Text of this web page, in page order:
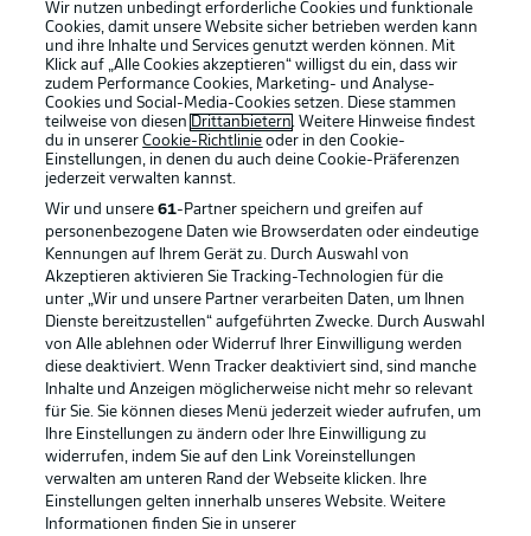
Rechtliche Hinweise Voreinstellungen verwalten
Datenschutz Nutzungsbedingungen
Broadcaster Kontakt
Jobs Impressum
Partner Spieler
Liveticker
Wir nutzen unbedingt erforderliche Cookies und funktionale
Cookies, damit unsere Website sicher betrieben werden kann
und ihre Inhalte und Services genutzt werden können. Mit
Klick auf „Alle Cookies akzeptieren“ willigst du ein, dass wir
zudem Performance Cookies, Marketing- und Analyse-
Cookies und Social-Media-Cookies setzen. Diese stammen
teilweise von diesen Drittanbietern. Weitere Hinweise findest
du in unsererCookie-Richtlinie oder in den Cookie-
Einstellungen, in denen du auch deine Cookie-Präferenzen
jederzeit verwalten kannst.
Wir und unsere61-Partner speichern und greifen auf
personenbezogene Daten wie Browserdaten oder eindeutige
Kennungen auf Ihrem Gerät zu. Durch Auswahl von
Akzeptieren aktivieren Sie Tracking-Technologien für die
unter „Wir und unsere Partner verarbeiten Daten, um Ihnen
Dienste bereitzustellen“ aufgeführten Zwecke. Durch Auswahl
von Alle ablehnen oder Widerruf Ihrer Einwilligung werden
diese deaktiviert. Wenn Tracker deaktiviert sind, sind manche
Inhalte und Anzeigen möglicherweise nicht mehr so relevant
für Sie. Sie können dieses Menü jederzeit wieder aufrufen, um
Ihre Einstellungen zu ändern oder Ihre Einwilligung zu
widerrufen, indem Sie auf den Link Voreinstellungen
verwalten am unteren Rand der Webseite klicken. Ihre
Einstellungen gelten innerhalb unseres Website. Weitere
Informationen finden Sie in unserer